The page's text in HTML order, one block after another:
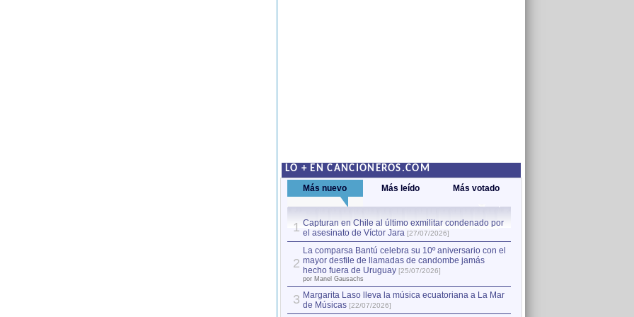
LO + EN CANCIONEROS.COM
Más nuevo Más leído Más votado
1 Capturan en Chile al último exmilitar condenado por
el asesinato de Víctor Jara [27/07/2026]
2
La comparsa Bantú celebra su 10º aniversario con el
mayor desfile de llamadas de candombe jamás
hecho fuera de Uruguay [25/07/2026]
por Manel Gausachs
3 Margarita Laso lleva la música ecuatoriana a La Mar
de Músicas [22/07/2026]